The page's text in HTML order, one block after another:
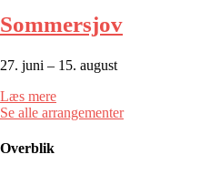
Sommersjov
27. juni – 15. august
Læs mere
Se alle arrangementer
Overblik